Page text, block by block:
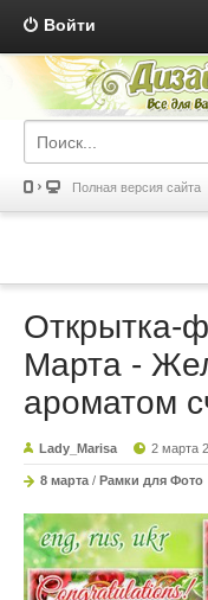
Войти
Полная версия сайта
Открытка-
Марта -
ароматом
Lady_Marisa 2 марта
8 марта / Рамки для Фото